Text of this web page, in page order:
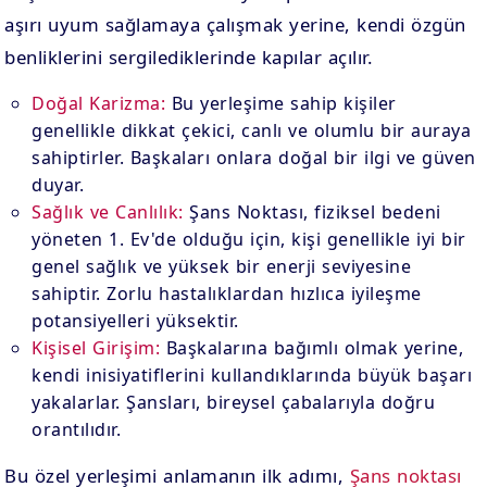
aşırı uyum sağlamaya çalışmak yerine, kendi özgün
benliklerini sergilediklerinde kapılar açılır.
Doğal Karizma: Bu yerleşime sahip kişiler
genellikle dikkat çekici, canlı ve olumlu bir auraya
sahiptirler. Başkaları onlara doğal bir ilgi ve güven
duyar.
Sağlık ve Canlılık: Şans Noktası, fiziksel bedeni
yöneten 1. Ev'de olduğu için, kişi genellikle iyi bir
genel sağlık ve yüksek bir enerji seviyesine
sahiptir. Zorlu hastalıklardan hızlıca iyileşme
potansiyelleri yüksektir.
Kişisel Girişim: Başkalarına bağımlı olmak yerine,
kendi inisiyatiflerini kullandıklarında büyük başarı
yakalarlar. Şansları, bireysel çabalarıyla doğru
orantılıdır.
Bu özel yerleşimi anlamanın ilk adımı, Şans noktası